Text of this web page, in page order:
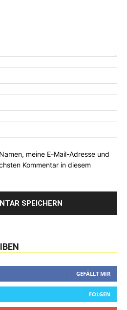
meine E-Mail-Adresse und
Kommentar in diesem
GEFÄLLT MIR
FOLGEN